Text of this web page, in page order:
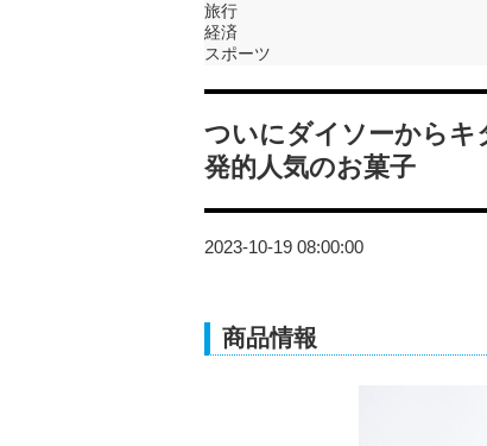
旅行
経済
スポーツ
ついにダイソーから
発的人気のお菓子
2023-10-19 08:00:00
商品情報